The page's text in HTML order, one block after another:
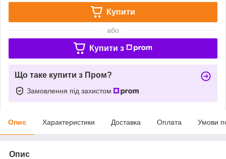
Купити
або
Купити з
Що таке купити з Пром?
Замовлення під захистом
Опис Характеристики Доставка Оплата Умови
Опис